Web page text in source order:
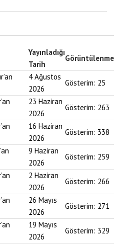
Yayınladığı
Tarih
Görüntülenme
4 Ağustos
2026
Gösterim: 25
23 Haziran
2026
Gösterim: 263
16 Haziran
2026
Gösterim: 338
9 Haziran
2026
Gösterim: 259
2 Haziran
2026
Gösterim: 266
26 Mayıs
2026
Gösterim: 271
19 Mayıs
2026
Gösterim: 329